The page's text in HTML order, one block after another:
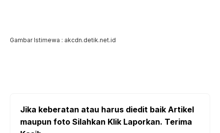
Gambar Istimewa : akcdn.detik.net.id
Jika keberatan atau harus diedit baik Artikel
maupun foto Silahkan Klik Laporkan. Terima